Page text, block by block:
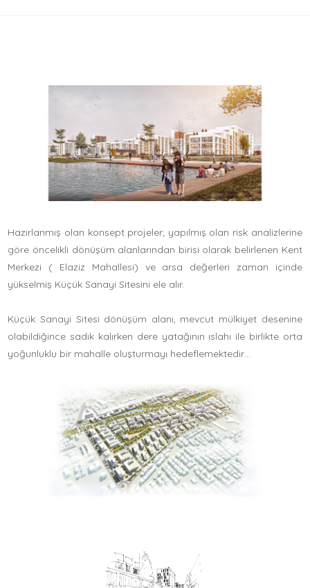
Hazırlanmış olan konsept projeler; yapılmış olan risk analizlerine
göre öncelikli dönüşüm alanlarından birisi olarak belirlenen Kent
Merkezi ( Elaziz Mahallesi) ve arsa değerleri zaman içinde
yükselmiş Küçük Sanayi Sitesini ele alır.
Küçük Sanayi Sitesi dönüşüm alanı, mevcut mülkiyet desenine
olabildiğince sadık kalırken dere yatağının ıslahı ile birlikte orta
yoğunluklu bir mahalle oluşturmayı hedeflemektedir…